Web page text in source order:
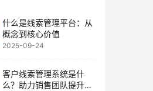
什么是线索管理平台：从
概念到核心价值
2025-09-24
客户线索管理系统是什
么？助力销售团队提升成